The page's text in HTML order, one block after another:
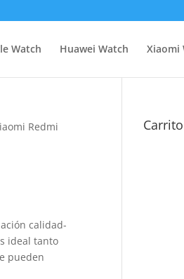
Watch Huawei Watch Xiaomi
Redmi
calidad-
ideal tanto
pueden
Carrito